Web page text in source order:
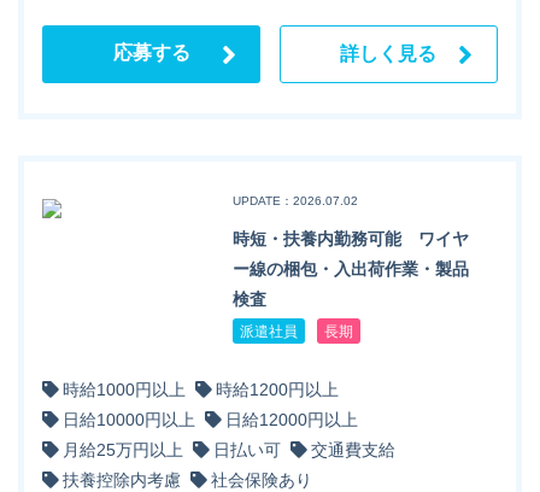
応募する 詳しく見る
UPDATE：2026.07.02
時短・扶養内勤務可能 ワイヤ
ー線の梱包・入出荷作業・製品
検査
派遣社員 長期
時給1000円以上
時給1200円以上
日給10000円以上
日給12000円以上
月給25万円以上
日払い可
交通費支給
扶養控除内考慮
社会保険あり